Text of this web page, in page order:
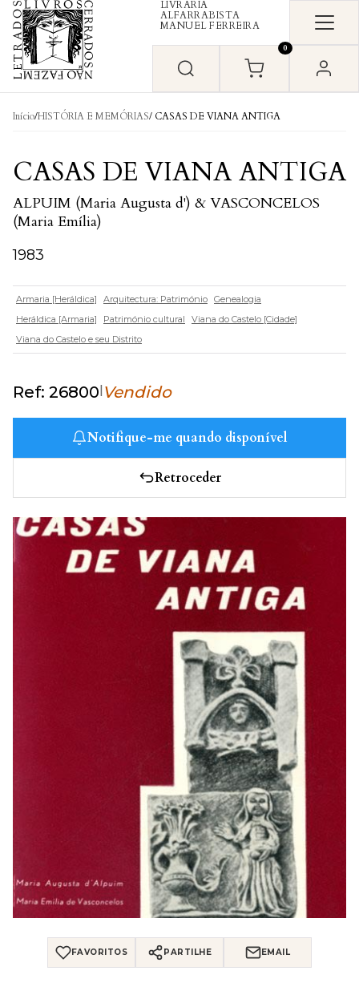
Skip to content
LIVRARIA
ALFARRABISTA
MANUEL FERREIRA
0
Início/HISTÓRIA E MEMÓRIAS/ CASAS DE VIANA ANTIGA
CASAS DE VIANA ANTIGA
ALPUIM (Maria Augusta d') & VASCONCELOS
(Maria Emília)
1983
Armaria [Heráldica] Arquitectura: Património Genealogia
Heráldica [Armaria]
Património cultural
Viana do Castelo [Cidade]
Viana do Castelo e seu Distrito
Ref: 26800|Vendido
Notifique-me quando disponível
Retroceder
FAVORITOS PARTILHE EMAIL